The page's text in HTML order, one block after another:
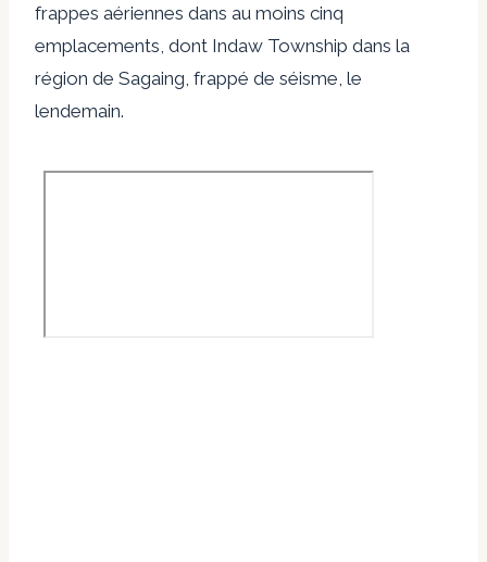
frappes aériennes dans au moins cinq
emplacements, dont Indaw Township dans la
région de Sagaing, frappé de séisme, le
lendemain.